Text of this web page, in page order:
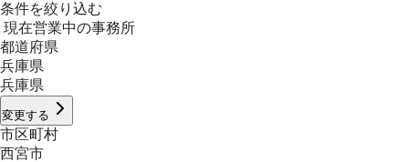
条件を絞り込む
現在営業中の事務所
都道府県
兵庫県
兵庫県
変更する
市区町村
西宮市